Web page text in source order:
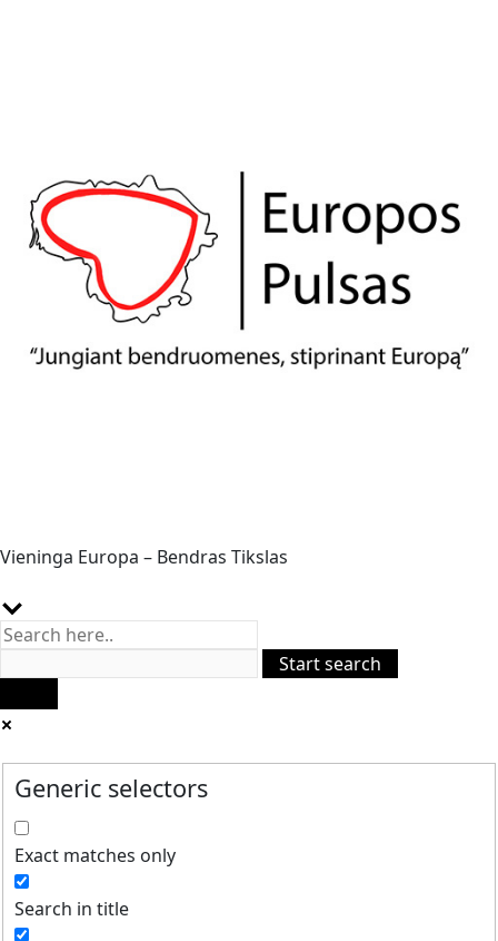
Vieninga Europa – Bendras Tikslas
Generic selectors
Exact matches only
Search in title